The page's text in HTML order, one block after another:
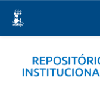
navigation